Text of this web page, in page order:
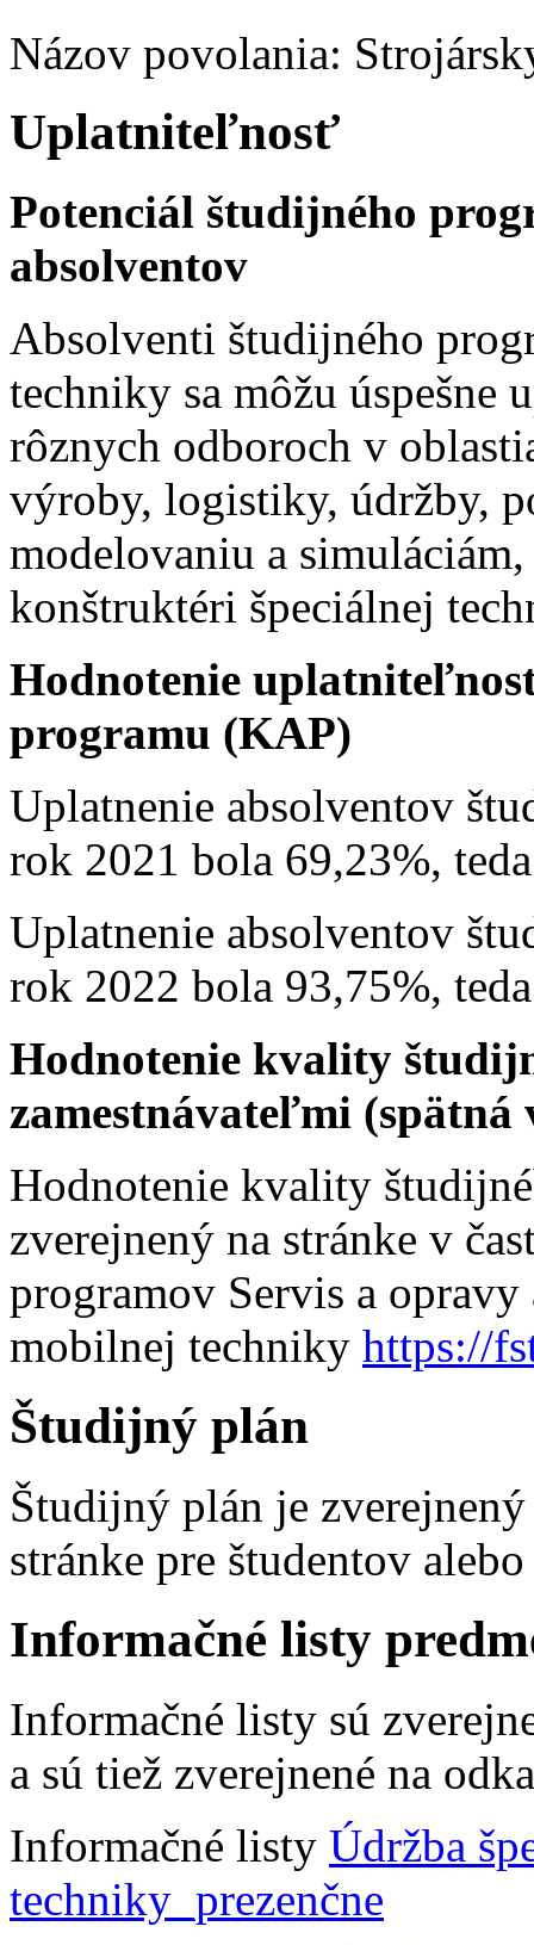
Názov povolania:
Uplatniteľnosť
Potenciál študijného
absolventov
Absolventi študijného
techniky sa môžu
rôznych odboroch v
výroby, logistiky, údržby,
modelovaniu a
konštruktéri špeciálnej
Hodnotenie
programu (KAP)
Uplatnenie absolventov
rok 2021 bola 69,23%,
Uplatnenie absolventov
rok 2022 bola 93,75%,
Hodnotenie kvality
zamestnávateľmi (spätná
Hodnotenie kvality
zverejnený na stránke v
programov Servis a
mobilnej techniky https://
Študijný plán
Študijný plán je
stránke pre študentov
Informačné listy
Informačné listy sú
a sú tiež zverejnené na
Informačné listy Údržba
techniky_prezenčne